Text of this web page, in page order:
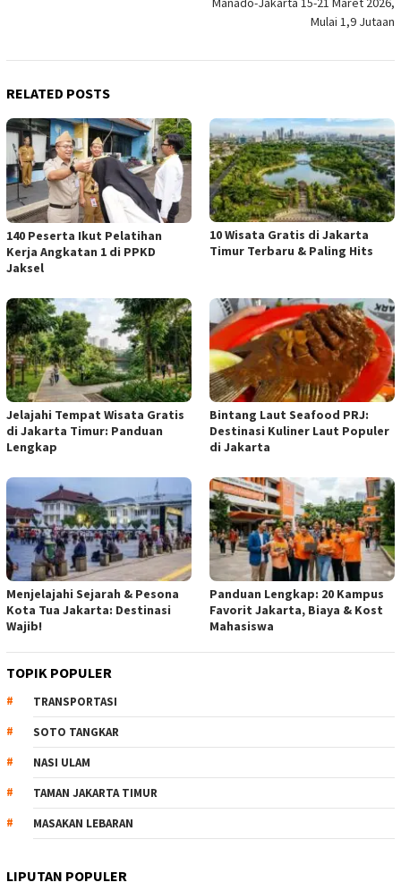
Mulai 1,9 Jutaan
RELATED POSTS
140 Peserta Ikut Pelatihan
Kerja Angkatan 1 di PPKD
Jaksel
10 Wisata Gratis di Jakarta
Timur Terbaru & Paling Hits
Jelajahi Tempat Wisata Gratis
di Jakarta Timur: Panduan
Lengkap
Bintang Laut Seafood PRJ:
Destinasi Kuliner Laut Populer
di Jakarta
Menjelajahi Sejarah & Pesona
Kota Tua Jakarta: Destinasi
Wajib!
Panduan Lengkap: 20 Kampus
Favorit Jakarta, Biaya & Kost
Mahasiswa
TOPIK POPULER
TRANSPORTASI
SOTO TANGKAR
NASI ULAM
TAMAN JAKARTA TIMUR
MASAKAN LEBARAN
LIPUTAN POPULER